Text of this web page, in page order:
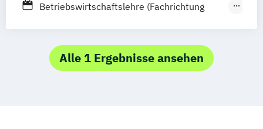
Online-Campus
Betriebswirtschaftslehre (Fachrichtung
Hotel- und Tourismusmanagement)
Alle 1 Ergebnisse ansehen